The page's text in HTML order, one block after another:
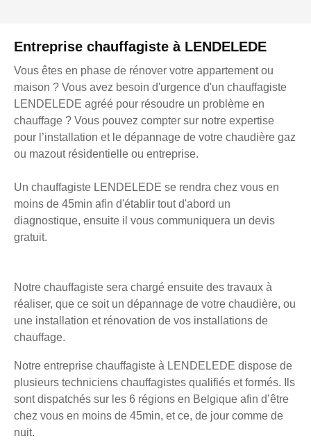
Entreprise chauffagiste à LENDELEDE
Vous êtes en phase de rénover votre appartement ou
maison ? Vous avez besoin d'urgence d'un chauffagiste
LENDELEDE agréé pour résoudre un problème en
chauffage ? Vous pouvez compter sur notre expertise
pour l’installation et le dépannage de votre chaudière gaz
ou mazout résidentielle ou entreprise.
Un chauffagiste LENDELEDE se rendra chez vous en
moins de 45min afin d'établir tout d'abord un
diagnostique, ensuite il vous communiquera un devis
gratuit.
Notre chauffagiste sera chargé ensuite des travaux à
réaliser, que ce soit un dépannage de votre chaudière, ou
une installation et rénovation de vos installations de
chauffage.
Notre entreprise chauffagiste à LENDELEDE dispose de
plusieurs techniciens chauffagistes qualifiés et formés. Ils
sont dispatchés sur les 6 régions en Belgique afin d’être
chez vous en moins de 45min, et ce, de jour comme de
nuit.